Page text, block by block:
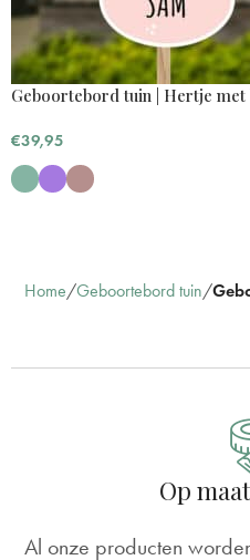
Geboortebord tuin | Hertje met
€39,95
Home Geboortebord tuin
mooi lief geboortebord
mooi bord, voldoet aan
Op
Al onze producten